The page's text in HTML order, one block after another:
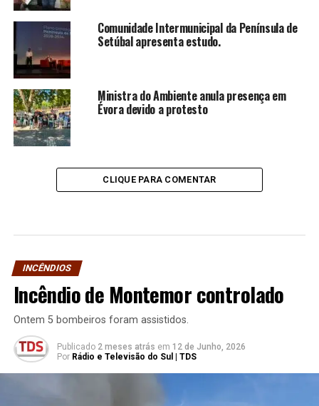
Comunidade Intermunicipal da Península de
Setúbal apresenta estudo.
Ministra do Ambiente anula presença em
Évora devido a protesto
CLIQUE PARA COMENTAR
INCÊNDIOS
Incêndio de Montemor controlado
Ontem 5 bombeiros foram assistidos.
Publicado 2 meses atrás em 12 de Junho, 2026
Por Rádio e Televisão do Sul | TDS